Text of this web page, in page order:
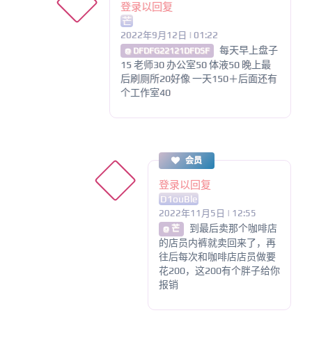
登录以回复
芒
2022年9月12日 | 01:22
@ DFDFG22121DFDSF
每天早上盘子
15 老师30 办公室50 体液50 晚上最
后刷厕所20好像 一天150＋后面还有
个工作室40
会员
登录以回复
D1ouBle
2022年11月5日 | 12:55
@ 芒
到最后卖那个咖啡店
的店员内裤就卖回来了，再
往后每次和咖啡店店员做要
花200，这200有个胖子给你
报销